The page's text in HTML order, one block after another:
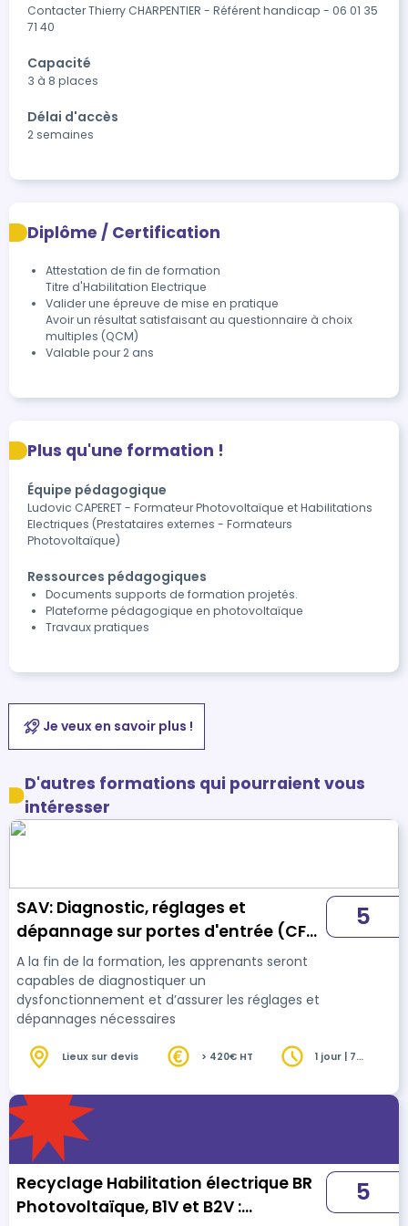
Contacter Thierry CHARPENTIER - Référent handicap - 06 01 35
71 40
Capacité
3 à 8 places
Délai d'accès
2 semaines
Diplôme / Certification
Attestation de fin de formation
Titre d'Habilitation Electrique
Valider une épreuve de mise en pratique
Avoir un résultat satisfaisant au questionnaire à choix
multiples (QCM)
Valable pour 2 ans
Plus qu'une formation !
Équipe pédagogique
Ludovic CAPERET - Formateur Photovoltaïque et Habilitations
Electriques (Prestataires externes - Formateurs
Photovoltaïque)
Ressources pédagogiques
Documents supports de formation projetés.
Plateforme pédagogique en photovoltaïque
Travaux pratiques
Je veux en savoir plus !
D'autres formations qui pourraient vous
intéresser
SAV: Diagnostic, réglages et
dépannage sur portes d'entrée (CFC
26)
A la fin de la formation, les apprenants seront
capables de diagnostiquer un
dysfonctionnement et d’assurer les réglages et
dépannages nécessaires
5
Lieux sur devis > 420€ HT
1 jour | 7
Recyclage Habilitation électrique BR
Photovoltaïque, B1V et B2V :
5